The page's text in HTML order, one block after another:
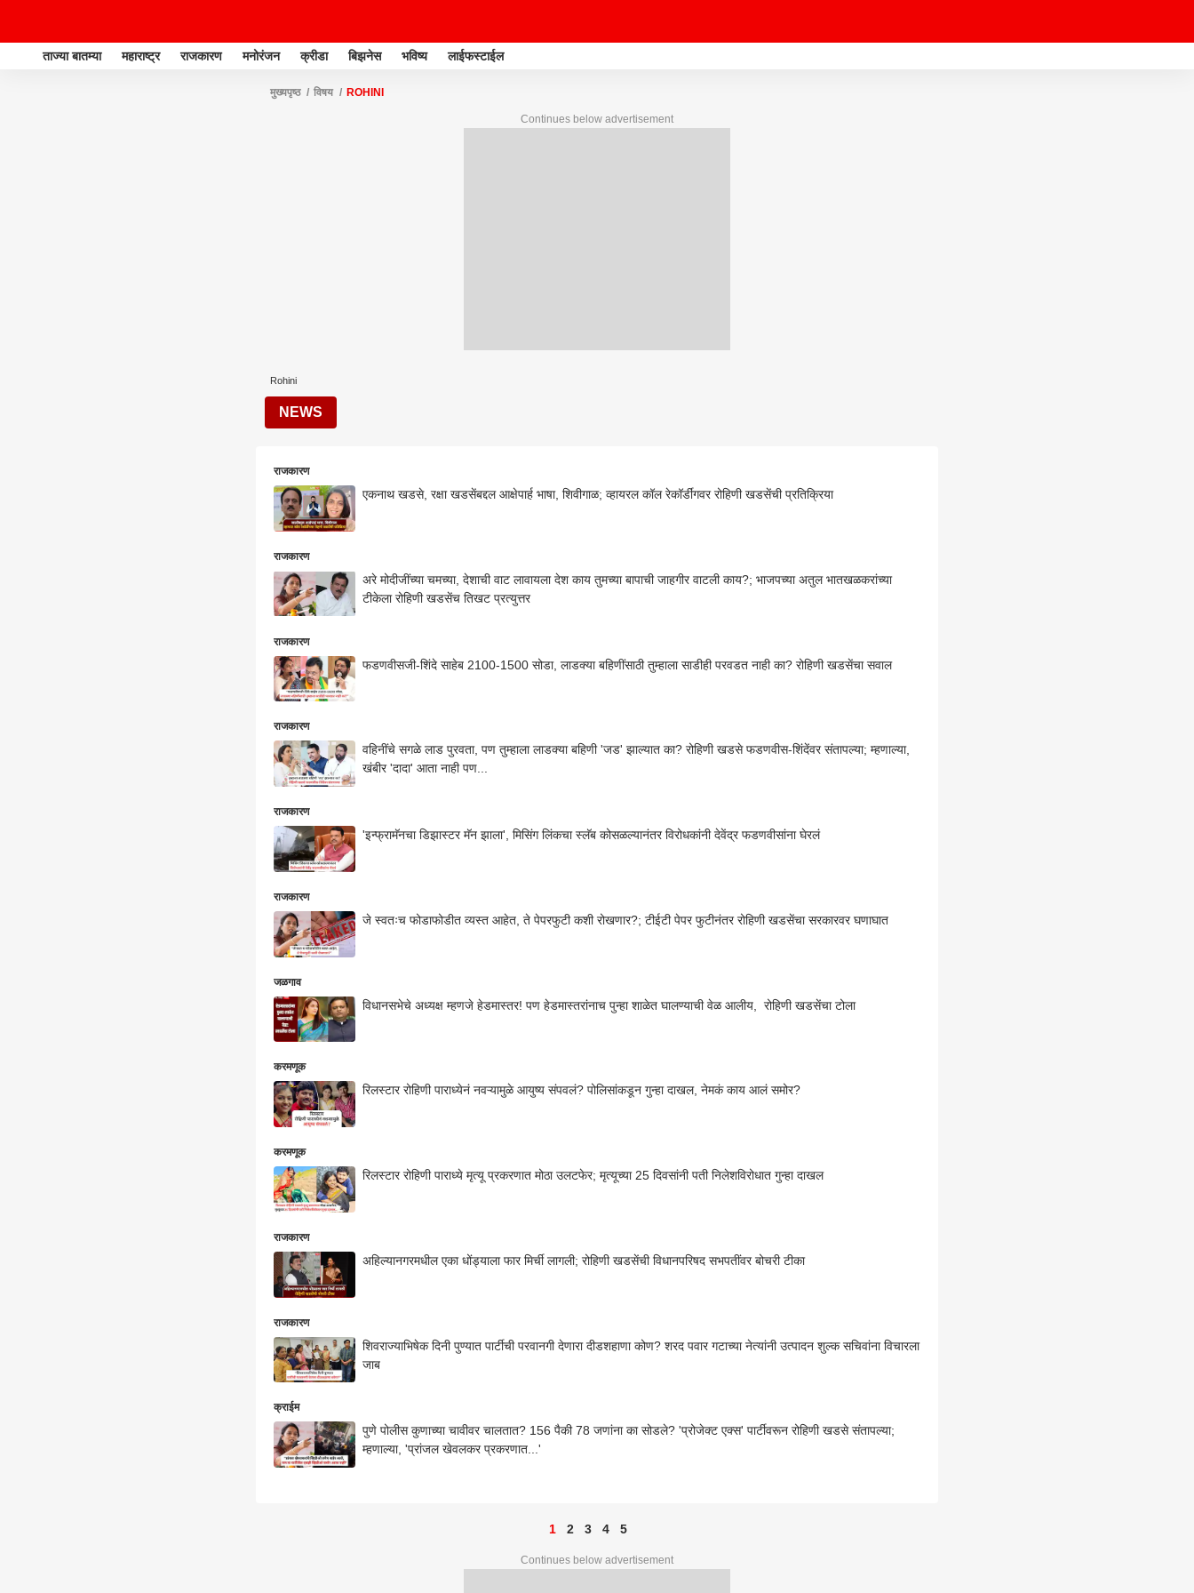
ताज्या बातम्या महाराष्ट्र राजकारण मनोरंजन क्रीडा बिझनेस भविष्य लाईफस्टाईल
मुख्यपृष्ठ विषय ROHINI
Continues below advertisement
Rohini
NEWS
राजकारण
एकनाथ खडसे, रक्षा खडसेंबद्दल आक्षेपार्ह भाषा, शिवीगाळ; व्हायरल कॉल रेकॉर्डींगवर रोहिणी खडसेंची प्रतिक्रिया
राजकारण
अरे मोदीजींच्या चमच्या, देशाची वाट लावायला देश काय तुमच्या बापाची जाहगीर वाटली काय?; भाजपच्या अतुल भातखळकरांच्या
टीकेला रोहिणी खडसेंच तिखट प्रत्युत्तर
राजकारण
फडणवीसजी-शिंदे साहेब 2100-1500 सोडा, लाडक्या बहिणींसाठी तुम्हाला साडीही परवडत नाही का? रोहिणी खडसेंचा सवाल
राजकारण
वहिनींचे सगळे लाड पुरवता, पण तुम्हाला लाडक्या बहिणी 'जड' झाल्यात का? रोहिणी खडसे फडणवीस-शिंदेंवर संतापल्या; म्हणाल्या,
खंबीर 'दादा' आता नाही पण...
राजकारण
'इन्फ्रामॅनचा डिझास्टर मॅन झाला', मिसिंग लिंकचा स्लॅब कोसळल्यानंतर विरोधकांनी देवेंद्र फडणवीसांना घेरलं
राजकारण
जे स्वतःच फोडाफोडीत व्यस्त आहेत, ते पेपरफुटी कशी रोखणार?; टीईटी पेपर फुटीनंतर रोहिणी खडसेंचा सरकारवर घणाघात
जळगाव
विधानसभेचे अध्यक्ष म्हणजे हेडमास्तर! पण हेडमास्तरांनाच पुन्हा शाळेत घालण्याची वेळ आलीय, रोहिणी खडसेंचा टोला
करमणूक
रिलस्टार रोहिणी पाराध्येनं नवऱ्यामुळे आयुष्य संपवलं? पोलिसांकडून गुन्हा दाखल, नेमकं काय आलं समोर?
करमणूक
रिलस्टार रोहिणी पाराध्ये मृत्यू प्रकरणात मोठा उलटफेर; मृत्यूच्या 25 दिवसांनी पती निलेशविरोधात गुन्हा दाखल
राजकारण
अहिल्यानगरमधील एका धोंड्याला फार मिर्ची लागली; रोहिणी खडसेंची विधानपरिषद सभपतींवर बोचरी टीका
राजकारण
शिवराज्याभिषेक दिनी पुण्यात पार्टीची परवानगी देणारा दीडशहाणा कोण? शरद पवार गटाच्या नेत्यांनी उत्पादन शुल्क सचिवांना विचारला
जाब
क्राईम
पुणे पोलीस कुणाच्या चावीवर चालतात? 156 पैकी 78 जणांना का सोडले? 'प्रोजेक्ट एक्स' पार्टीवरून रोहिणी खडसे संतापल्या;
म्हणाल्या, 'प्रांजल खेवलकर प्रकरणात...'
1 2 3 4 5
Continues below advertisement